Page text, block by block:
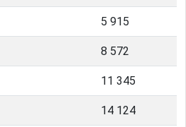
5 915
8 572
11 345
14 124